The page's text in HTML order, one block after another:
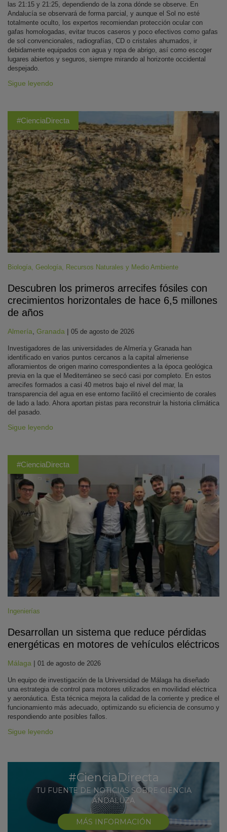
las 21:15 y 21:25, dependiendo de la zona dónde se observe. En
Andalucía se observará de forma parcial, y aunque el Sol no esté
totalmente oculto, los expertos recomiendan protección ocular con
gafas homologadas, evitar trucos caseros y poco efectivos como gafas
de sol convencionales, radiografías, CD o cristales ahumados, ir
debidamente equipados con agua y ropa de abrigo, así como escoger
lugares abiertos y seguros, siempre mirando al horizonte occidental
despejado.
Sigue leyendo
#CienciaDirecta
Biología, Geología, Recursos Naturales y Medio Ambiente
Descubren los primeros arrecifes fósiles con
crecimientos horizontales de hace 6,5 millones
de años
Almería Granada | 05 de agosto de 2026
Investigadores de las universidades de Almería y Granada han
identificado en varios puntos cercanos a la capital almeriense
afloramientos de origen marino correspondientes a la época geológica
previa en la que el Mediterráneo se secó casi por completo. En estos
arrecifes formados a casi 40 metros bajo el nivel del mar, la
transparencia del agua en ese entorno facilitó el crecimiento de corales
de lado a lado. Ahora aportan pistas para reconstruir la historia climática
del pasado.
Sigue leyendo
#CienciaDirecta
Ingenierías
Desarrollan un sistema que reduce pérdidas
energéticas en motores de vehículos eléctricos
Málaga | 01 de agosto de 2026
Un equipo de investigación de la Universidad de Málaga ha diseñado
una estrategia de control para motores utilizados en movilidad eléctrica
y aeronáutica. Esta técnica mejora la calidad de la corriente y predice el
funcionamiento más adecuado, optimizando su eficiencia de consumo y
respondiendo ante posibles fallos.
Sigue leyendo
#CienciaDirecta
TU FUENTE DE NOTICIAS SOBRE CIENCIA
ANDALUZA
MÁS INFORMACIÓN